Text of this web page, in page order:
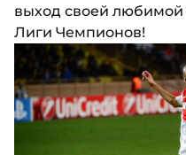
выход своей
Лиги Чемпионов!